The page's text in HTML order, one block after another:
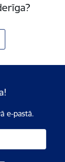
e-pastā.